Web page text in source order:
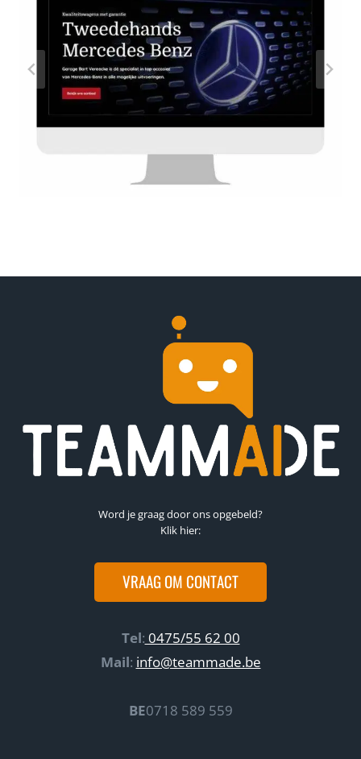
Word je graag door ons opgebeld?
Klik hier:
VRAAG OM CONTACT
Tel: 0475/55 62 00
Mail: info@teammade.be
BE0718 589 559